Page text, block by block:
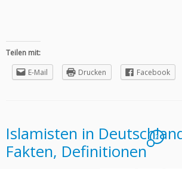
Teilen mit:
E-Mail
Drucken Facebook
Islamisten in
Fakten, Definitionen
2